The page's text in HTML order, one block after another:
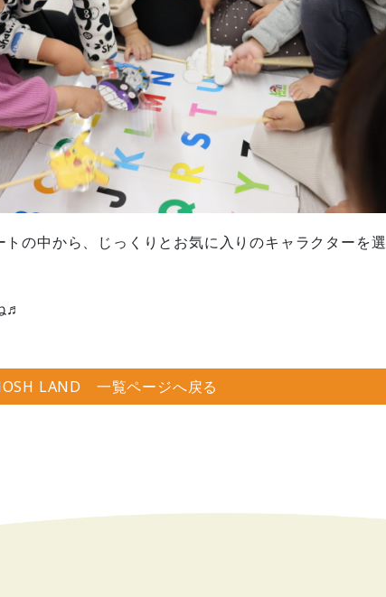
の中から、じっくりとお気に入りのキャラクターを選
♬
LAND 一覧ページへ戻る